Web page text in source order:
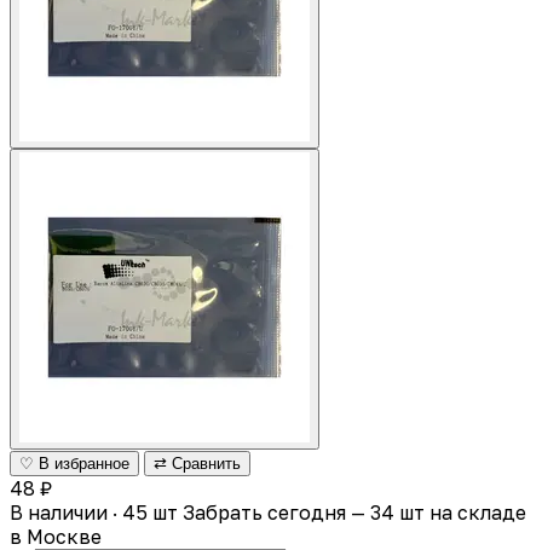
♡ В избранное ⇄ Сравнить
48 ₽
В наличии · 45 шт Забрать сегодня — 34 шт на складе
в Москве